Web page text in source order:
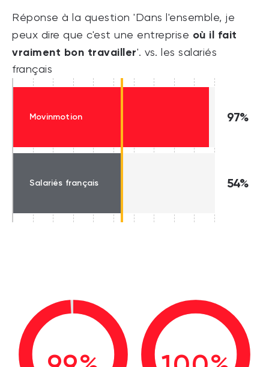
Réponse à la question 'Dans l'ensemble, je
peux dire que c'est une entreprise où il fait
vraiment bon travailler'. vs. les salariés
français
Movinmotion 97%
Salariés français 54%